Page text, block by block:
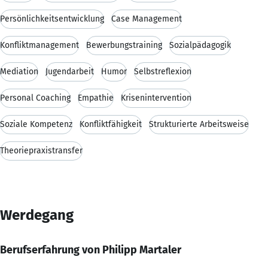
Persönlichkeitsentwicklung Case Management
Konfliktmanagement Bewerbungstraining Sozialpädagogik
Mediation Jugendarbeit Humor Selbstreflexion
Personal Coaching Empathie Krisenintervention
Soziale Kompetenz Konfliktfähigkeit Strukturierte Arbeitsweise
Theoriepraxistransfer
Werdegang
Berufserfahrung von Philipp Martaler